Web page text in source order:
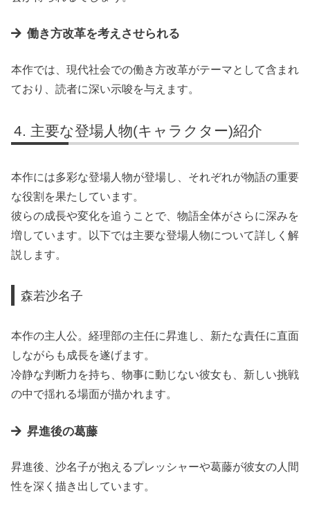
働き方改革を考えさせられる
本作では、現代社会での働き方改革がテーマとして含まれ
ており、読者に深い示唆を与えます。
主要な登場人物(キャラクター)紹介
本作には多彩な登場人物が登場し、それぞれが物語の重要
な役割を果たしています。
彼らの成長や変化を追うことで、物語全体がさらに深みを
増しています。以下では主要な登場人物について詳しく解
説します。
森若沙名子
本作の主人公。経理部の主任に昇進し、新たな責任に直面
しながらも成長を遂げます。
冷静な判断力を持ち、物事に動じない彼女も、新しい挑戦
の中で揺れる場面が描かれます。
昇進後の葛藤
昇進後、沙名子が抱えるプレッシャーや葛藤が彼女の人間
性を深く描き出しています。